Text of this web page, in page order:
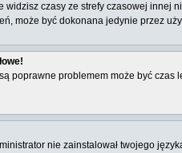
widzisz czasy ze strefy czasowej
może być dokonana jedynie przez
poprawne problemem może być
nie zainstalował twojego